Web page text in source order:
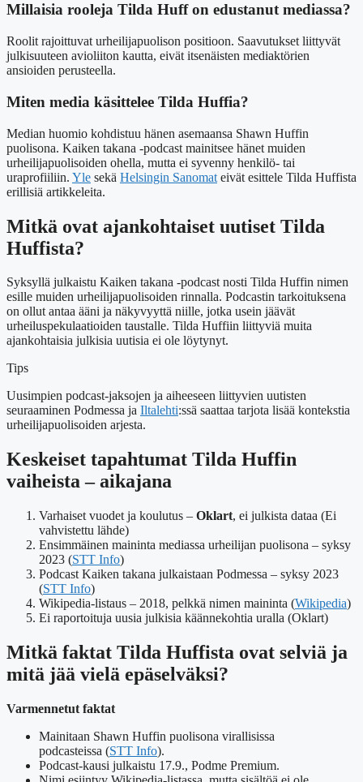
Millaisia rooleja Tilda Huff on edustanut mediassa?
Roolit rajoittuvat urheilijapuolison positioon. Saavutukset liittyvät
julkisuuteen avioliiton kautta, eivät itsenäisten mediaktörien
ansioiden perusteella.
Miten media käsittelee Tilda Huffia?
Median huomio kohdistuu hänen asemaansa Shawn Huffin
puolisona. Kaiken takana -podcast mainitsee hänet muiden
urheilijapuolisoiden ohella, mutta ei syvenny henkilö- tai
uraprofiiliin. Yle sekä Helsingin Sanomat eivät esittele Tilda Huffista
erillisiä artikkeleita.
Mitkä ovat ajankohtaiset uutiset Tilda
Huffista?
Syksyllä julkaistu Kaiken takana -podcast nosti Tilda Huffin nimen
esille muiden urheilijapuolisoiden rinnalla. Podcastin tarkoituksena
on ollut antaa ääni ja näkyvyyttä niille, jotka usein jäävät
urheiluspekulaatioiden taustalle. Tilda Huffiin liittyviä muita
ajankohtaisia julkisia uutisia ei ole löytynyt.
Tips
Uusimpien podcast-jaksojen ja aiheeseen liittyvien uutisten
seuraaminen Podmessa ja Iltalehti:ssä saattaa tarjota lisää kontekstia
urheilijapuolisoiden arjesta.
Keskeiset tapahtumat Tilda Huffin
vaiheista – aikajana
Varhaiset vuodet ja koulutus – Oklart, ei julkista dataa (Ei
vahvistettu lähde)
Ensimmäinen maininta mediassa urheilijan puolisona – syksy
2023 (STT Info)
Podcast Kaiken takana julkaistaan Podmessa – syksy 2023
(STT Info)
Wikipedia-listaus – 2018, pelkkä nimen maininta (Wikipedia)
Ei raportoituja uusia julkisia käännekohtia uralla (Oklart)
Mitkä faktat Tilda Huffista ovat selviä ja
mitä jää vielä epäselväksi?
Varmennetut faktat
Mainitaan Shawn Huffin puolisona virallisissa
podcasteissa (STT Info).
Podcast-kausi julkaistu 17.9., Podme Premium.